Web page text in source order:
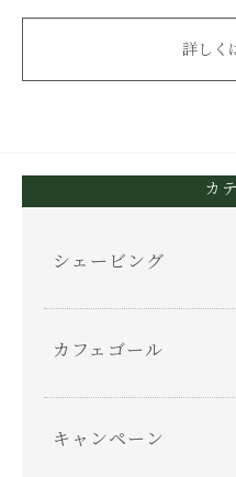
詳しく
カ
シェービング
カフェゴール
キャンペーン